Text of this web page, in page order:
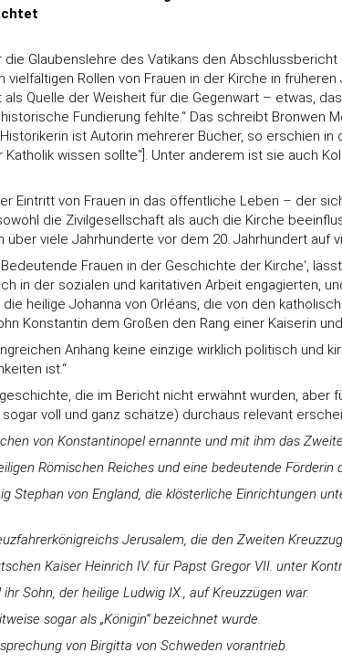
Glaubenslehre des Vatikans den
Rollen von Frauen in der Kirche in
Quelle der Weisheit für die Gegenwart – etwas,
Fundierung fehlte.“ Das schreibt Bronwen
ist Autorin mehrerer Bücher, so erschien
wissen sollte“]. Unter anderem ist sie auch
Eintritt von Frauen in das öffentliche Leben – der
die Zivilgesellschaft als auch die Kirche
viele Jahrhunderte vor dem 20. Jahrhundert auf
Frauen in der Geschichte der Kirche‘,
in der sozialen und karitativen Arbeit engagierten,
heilige Johanna von Orléans, die von den
Konstantin dem Großen den Rang einer Kaiserin
Anhang keine einzige wirklich politisch und
ist.“
die im Bericht nicht erwähnt wurden,
voll und ganz schätze) durchaus relevant
von Konstantinopel ernannte und mit ihm das
Römischen Reiches und eine bedeutende
Stephan von England, die klösterliche Einrichtungen
Jerusalem, die den Zweiten
Kaiser Heinrich IV. für Papst Gregor VII. unter
Sohn, der heilige Ludwig IX., auf Kreuzzügen war.
sogar als „Königin“ bezeichnet wurde.
von Birgitta von Schweden vorantrieb.